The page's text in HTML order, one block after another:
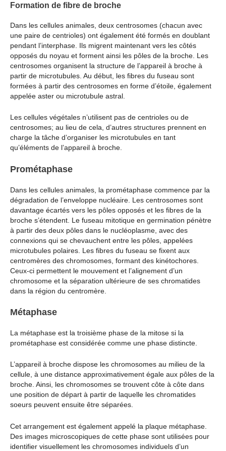
Formation de fibre de broche
Dans les cellules animales, deux centrosomes (chacun avec
une paire de centrioles) ont également été formés en doublant
pendant l’interphase. Ils migrent maintenant vers les côtés
opposés du noyau et forment ainsi les pôles de la broche. Les
centrosomes organisent la structure de l’appareil à broche à
partir de microtubules. Au début, les fibres du fuseau sont
formées à partir des centrosomes en forme d’étoile, également
appelée aster ou microtubule astral.
Les cellules végétales n’utilisent pas de centrioles ou de
centrosomes; au lieu de cela, d’autres structures prennent en
charge la tâche d’organiser les microtubules en tant
qu’éléments de l’appareil à broche.
Prométaphase
Dans les cellules animales, la prométaphase commence par la
dégradation de l’enveloppe nucléaire. Les centrosomes sont
davantage écartés vers les pôles opposés et les fibres de la
broche s’étendent. Le fuseau mitotique en germination pénètre
à partir des deux pôles dans le nucléoplasme, avec des
connexions qui se chevauchent entre les pôles, appelées
microtubules polaires. Les fibres du fuseau se fixent aux
centromères des chromosomes, formant des kinétochores.
Ceux-ci permettent le mouvement et l’alignement d’un
chromosome et la séparation ultérieure de ses chromatides
dans la région du centromère.
Métaphase
La métaphase est la troisième phase de la mitose si la
prométaphase est considérée comme une phase distincte.
L’appareil à broche dispose les chromosomes au milieu de la
cellule, à une distance approximativement égale aux pôles de la
broche. Ainsi, les chromosomes se trouvent côte à côte dans
une position de départ à partir de laquelle les chromatides
soeurs peuvent ensuite être séparées.
Cet arrangement est également appelé la plaque métaphase.
Des images microscopiques de cette phase sont utilisées pour
identifier visuellement les chromosomes individuels d’un